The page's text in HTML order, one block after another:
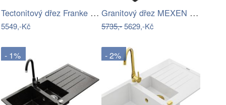
Tectonitový dřez Franke S2D 611-100…
5549,-Kč
Granitový dřez MEXEN MATIAS s…
5735,-5629,-Kč
- 1% - 2%